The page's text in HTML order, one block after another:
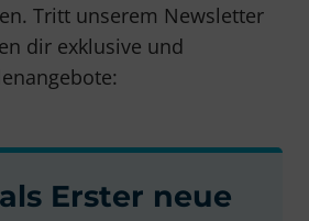
Tritt unserem Newsletter
dir exklusive und
Erster neue